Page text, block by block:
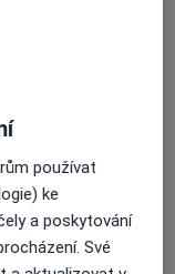
na pojišťovnu
používat
ke
a poskytování
Své